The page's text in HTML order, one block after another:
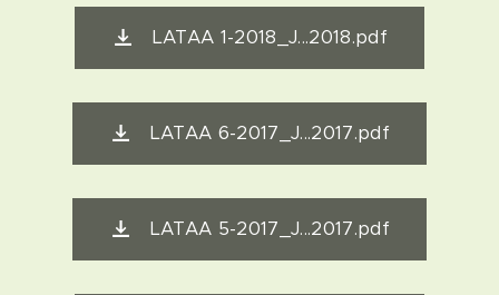
LATAA 1-2018_J...2018.pdf
LATAA 6-2017_J...2017.pdf
LATAA 5-2017_J...2017.pdf